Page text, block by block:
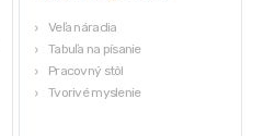
Veľa náradia
Tabuľa na písanie
Pracovný stôl
Tvorivé myslenie